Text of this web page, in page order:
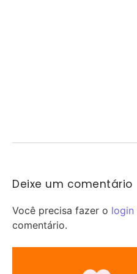
Deixe um comentário
Você precisa fazer o login
comentário.